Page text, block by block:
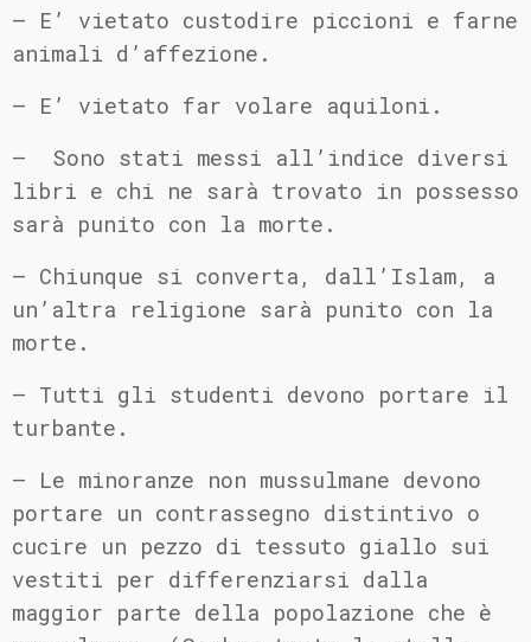
– E’ vietato custodire piccioni e farne
animali d’affezione.
– E’ vietato far volare aquiloni.
– Sono stati messi all’indice diversi
libri e chi ne sarà trovato in possesso
sarà punito con la morte.
– Chiunque si converta, dall’Islam, a
un’altra religione sarà punito con la
morte.
– Tutti gli studenti devono portare il
turbante.
– Le minoranze non mussulmane devono
portare un contrassegno distintivo o
cucire un pezzo di tessuto giallo sui
vestiti per differenziarsi dalla
maggior parte della popolazione che è